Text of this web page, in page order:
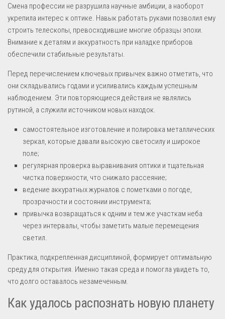
Смена профессии не разрушила научные амбиции, а наоборот
укрепила интерес к оптике. Навык работать руками позволил ему
строить телескопы, превосходившие многие образцы эпохи.
Внимание к деталям и аккуратность при наладке приборов
обеспечили стабильные результаты.
Перед перечислением ключевых привычек важно отметить, что
они складывались годами и усиливались каждым успешным
наблюдением. Эти повторяющиеся действия не являлись
рутиной, а служили источником новых находок.
самостоятельное изготовление и полировка металлических
зеркал, которые давали высокую светосилу и широкое
поле;
регулярная проверка выравнивания оптики и тщательная
чистка поверхности, что снижало рассеяние;
ведение аккуратных журналов с пометками о погоде,
прозрачности и состоянии инструмента;
привычка возвращаться к одним и тем же участкам неба
через интервалы, чтобы заметить малые перемещения
светил.
Практика, подкрепленная дисциплиной, формирует оптимальную
среду для открытия. Именно такая среда и помогла увидеть то,
что долго оставалось незамеченным.
Как удалось распознать новую планету